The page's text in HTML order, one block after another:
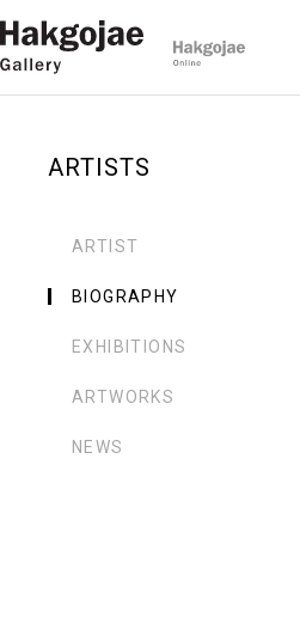
ARTISTS
ARTIST
BIOGRAPHY
EXHIBITIONS
ARTWORKS
NEWS